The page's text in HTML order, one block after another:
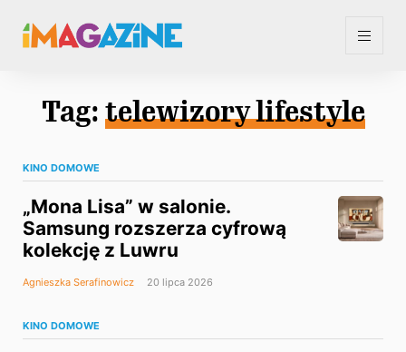
Tag: telewizory lifestyle
KINO DOMOWE
„Mona Lisa” w salonie.
Samsung rozszerza cyfrową
kolekcję z Luwru
Agnieszka Serafinowicz 20 lipca 2026
KINO DOMOWE